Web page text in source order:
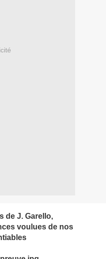
de J. Garello,
voulues de nos